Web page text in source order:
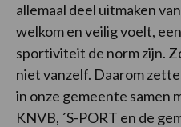
allemaal deel uitmaken
welkom en veilig voelt,
sportiviteit de norm zijn.
niet vanzelf. Daarom
in onze gemeente samen
KNVB, ´S-PORT en de